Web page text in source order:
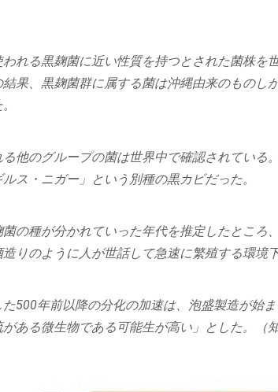
れる黒麹菌に近い性質を持つとされた菌株を
果、黒麹菌群に属する菌は沖縄由来のものし
他のグループの菌は世界中で確認されている
ス・ニガー」という別種の黒カビだった。
の種が分かれていった年代を推定したところ
りのように人が世話して急速に繁殖する環境
500年前以降の分化の加速は、泡盛製造が始
ある微生物である可能生が高い」とした。（知